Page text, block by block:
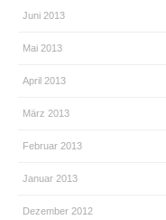
Juni 2013
Mai 2013
April 2013
März 2013
Februar 2013
Januar 2013
Dezember 2012